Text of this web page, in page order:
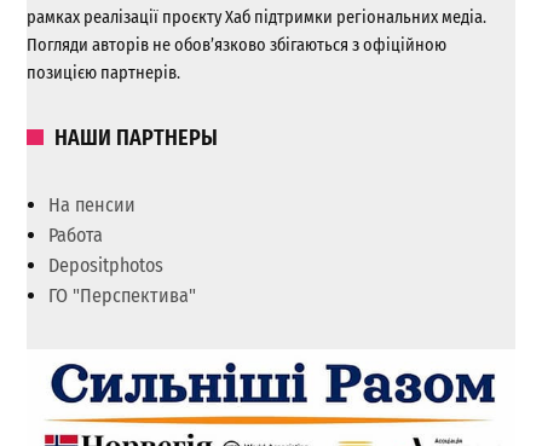
рамках реалізації проєкту Хаб підтримки регіональних медіа.
Погляди авторів не обов’язково збігаються з офіційною
позицією партнерів.
НАШИ ПАРТНЕРЫ
На пенсии
Работа
Depositphotos
ГО "Перспектива"